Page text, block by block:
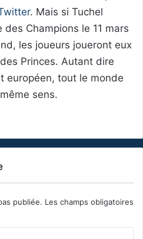
. Mais si Tuchel
Champions le 11 mars
les joueurs joueront eux
Princes. Autant dire
européen, tout le monde
sens.
publiée. Les champs obligatoires